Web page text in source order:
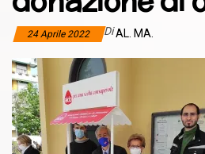
24 Aprile 2022 DiAL. MA.